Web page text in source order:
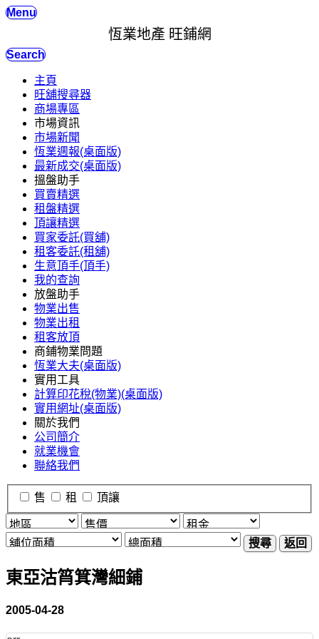
Menu
恆業地產 旺鋪網
Search
主頁
旺舖搜尋器
商場專區
市場資訊
市場新聞
恆業週報(桌面版)
最新成交(桌面版)
搵盤助手
買賣精選
租盤精選
頂讓精選
買家委託(買舖)
租客委託(租舖)
生意頂手(頂手)
我的查詢
放盤助手
物業出售
物業出租
租客放頂
商鋪物業問題
恆業大夫(桌面版)
實用工具
計算印花稅(物業)(桌面版)
實用網址(桌面版)
關於我們
公司簡介
就業機會
聯絡我們
售 租 頂讓
搜尋 返回
東亞沽筲箕灣細鋪
2005-04-28